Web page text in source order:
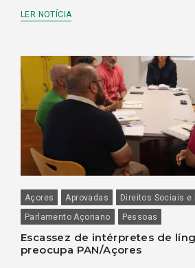
LER NOTÍCIA
Açores Aprovadas Direitos Sociais e
Parlamento Açoriano
Pessoas
Escassez de intérpretes de
preocupa PAN/Açores